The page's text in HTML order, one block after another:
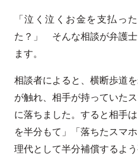
「泣く泣くお金を支払っ
た？」 そんな相談が弁護
ます。
相談者によると、横断歩道
が触れ、相手が持っていた
に落ちました。すると相手
を半分もて」「落ちたスマ
理代として半分補償するよ